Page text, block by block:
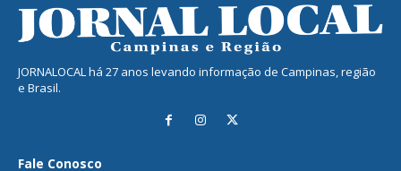
JORNALOCAL há 27 anos levando informação de Campinas, região
e Brasil.
Fale Conosco